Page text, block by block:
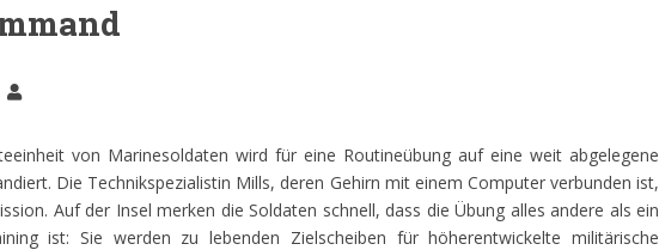
von Marinesoldaten wird für eine Routineübung auf eine weit abgelegene
Die Technikspezialistin Mills, deren Gehirn mit einem Computer verbunden ist,
Auf der Insel merken die Soldaten schnell, dass die Übung alles andere als ein
ist: Sie werden zu lebenden Zielscheiben für höherentwickelte militärische